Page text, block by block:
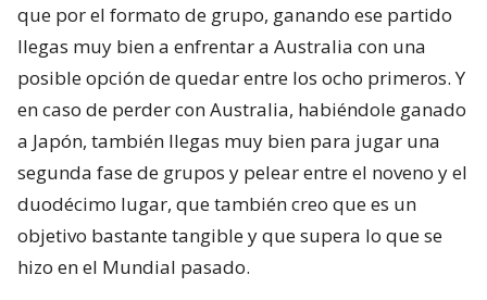
que por el formato de grupo, ganando ese partido
llegas muy bien a enfrentar a Australia con una
posible opción de quedar entre los ocho primeros. Y
en caso de perder con Australia, habiéndole ganado
a Japón, también llegas muy bien para jugar una
segunda fase de grupos y pelear entre el noveno y el
duodécimo lugar, que también creo que es un
objetivo bastante tangible y que supera lo que se
hizo en el Mundial pasado.